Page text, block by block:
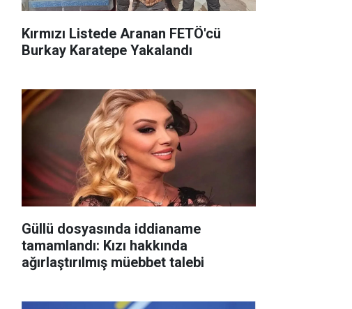
Kırmızı Listede Aranan FETÖ'cü
Burkay Karatepe Yakalandı
Güllü dosyasında iddianame
tamamlandı: Kızı hakkında
ağırlaştırılmış müebbet talebi